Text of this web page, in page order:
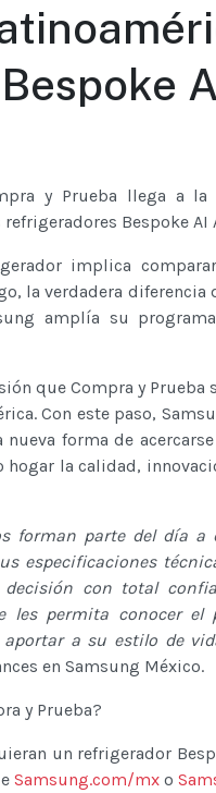
y Prueba llega a
Bespoke AI
implica
la verdadera
amplía su
que Compra y
Con este paso,
nueva forma de
hogar la calidad,
forman parte del día
especificaciones
con total
les permita conocer
a su estilo de
en Samsung México.
y Prueba?
un refrigerador
Samsung.com/mx o